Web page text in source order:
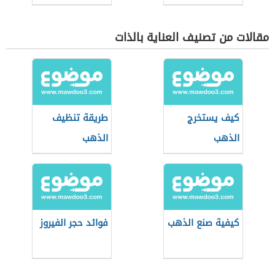
مقالات من تصنيف العناية بالذات
كيف يستخرج
الذهب
طريقة تنظيف
الذهب
كيفية صنع الذهب فوائد حجر الفيروز